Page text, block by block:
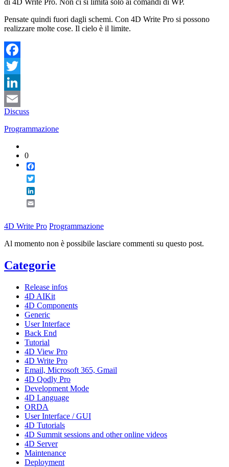
Pensate quindi fuori dagli schemi. Con 4D Write Pro si possono
realizzare molte cose. Il cielo è il limite.
Facebook
Twitter
LinkedIn
Email
Discuss
Programmazione
0
4D Write Pro Programmazione
Al momento non è possibile lasciare commenti su questo post.
Categorie
Release infos
4D AIKit
4D Components
Generic
User Interface
Back End
Tutorial
4D View Pro
4D Write Pro
Email, Microsoft 365, Gmail
4D Qodly Pro
Development Mode
4D Language
ORDA
User Interface / GUI
4D Tutorials
4D Summit sessions and other online videos
4D Server
Maintenance
Deployment